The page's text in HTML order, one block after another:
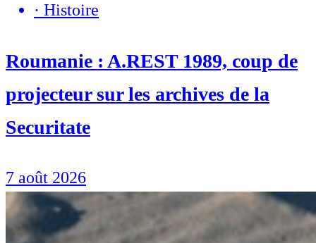
· Histoire
Roumanie : A.REST 1989, coup de
projecteur sur les archives de la
Securitate
7 août 2026